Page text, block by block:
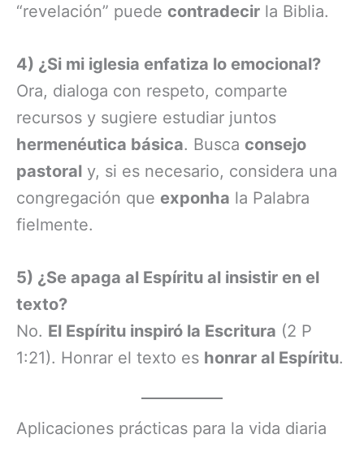
“revelación” puede contradecir la Biblia.
4) ¿Si mi iglesia enfatiza lo emocional?
Ora, dialoga con respeto, comparte
recursos y sugiere estudiar juntos
hermenéutica básica. Busca consejo
pastoral y, si es necesario, considera una
congregación que exponha la Palabra
fielmente.
5) ¿Se apaga al Espíritu al insistir en el
texto?
No. El Espíritu inspiró la Escritura (2 P
1:21). Honrar el texto es honrar al Espíritu.
Aplicaciones prácticas para la vida diaria